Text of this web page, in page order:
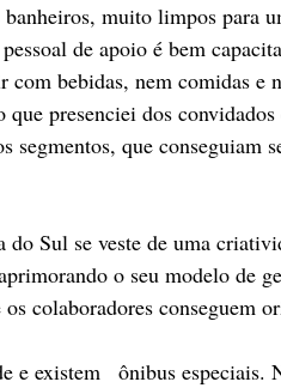
muito limpos para
de apoio é bem
bebidas, nem comidas e
presenciei dos
segmentos, que conseguiam
Sul se veste de uma
o seu modelo de
colaboradores conseguem
e existem   ônibus especiais.